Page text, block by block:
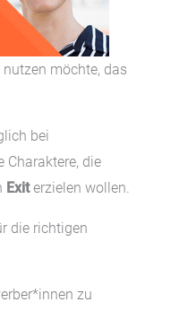
möchte, das
bei
Charaktere, die
Exiterzielen wollen.
die richtigen
zu